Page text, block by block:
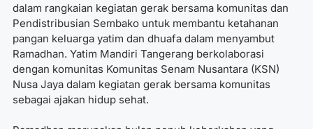
dalam rangkaian kegiatan gerak bersama komunitas dan
Pendistribusian Sembako untuk membantu ketahanan
pangan keluarga yatim dan dhuafa dalam menyambut
Ramadhan. Yatim Mandiri Tangerang berkolaborasi
dengan komunitas Komunitas Senam Nusantara (KSN)
Nusa Jaya dalam kegiatan gerak bersama komunitas
sebagai ajakan hidup sehat.